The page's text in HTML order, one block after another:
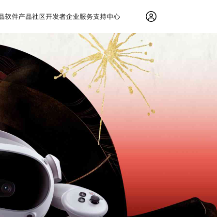
软件产品社区开发者企业服务支持中心